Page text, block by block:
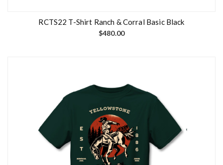
RCTS22 T-Shirt Ranch & Corral Basic Black
$480.00